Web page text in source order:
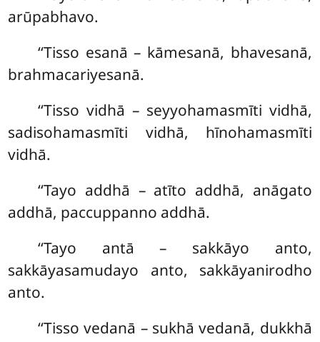
arūpabhavo.
‘‘Tisso esanā – kāmesanā, bhavesanā,
brahmacariyesanā.
‘‘Tisso vidhā – seyyohamasmīti vidhā,
sadisohamasmīti vidhā, hīnohamasmīti
vidhā.
‘‘Tayo addhā – atīto addhā, anāgato
addhā, paccuppanno addhā.
‘‘Tayo antā – sakkāyo anto,
sakkāyasamudayo anto, sakkāyanirodho
anto.
‘‘Tisso vedanā – sukhā vedanā, dukkhā